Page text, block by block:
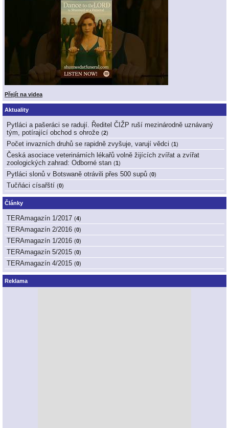
Přejít na videa
Aktuality
Pytláci a pašeráci se radují. Ředitel ČIŽP ruší mezinárodně uznávaný
tým, potírající obchod s ohrože (2)
Počet invazních druhů se rapidně zvyšuje, varují vědci (1)
Česká asociace veterinárních lékařů volně žijících zvířat a zvířat
zoologických zahrad: Odborné stan (1)
Pytláci slonů v Botswaně otrávili přes 500 supů (0)
Tučňáci císařští (0)
Články
TERAmagazín 1/2017 (4)
TERAmagazín 2/2016 (0)
TERAmagazín 1/2016 (0)
TERAmagazín 5/2015 (0)
TERAmagazín 4/2015 (0)
Reklama